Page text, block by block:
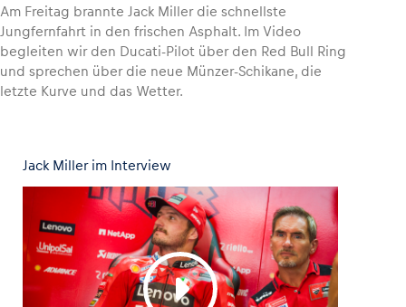
Fahrzeug
Business
Alle anzeigen
Am Freitag brannte Jack Miller die schnellste
Jungfernfahrt in den frischen Asphalt. Im Video
begleiten wir den Ducati-Pilot über den Red Bull Ring
und sprechen über die neue Münzer-Schikane, die
letzte Kurve und das Wetter.
Jack Miller im Interview